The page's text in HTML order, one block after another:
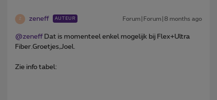
Z zeneff AUTEUR Forum|Forum|8 months ago
@zeneff Dat is momenteel enkel mogelijk bij Flex+Ultra
Fiber.Groetjes,Joel.
Zie info tabel: